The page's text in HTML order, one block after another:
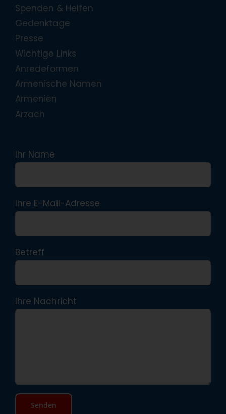
Spenden & Helfen
Gedenktage
Presse
Wichtige Links
Anredeformen
Armenische Namen
Armenien
Arzach
Ihr Name
Ihre E-Mail-Adresse
Betreff
Ihre Nachricht